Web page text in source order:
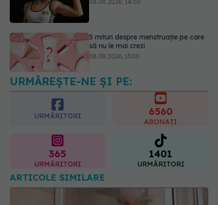
08.08.2026, 13:00
Medicamentul folosit de peste 60 de
ani care acționează într-un loc
neașteptat
URMĂREȘTE-NE ȘI PE:
URMĂRITORI
365
URMĂRITORI
1401
URMĂRITORI
ARTICOLE SIMILARE